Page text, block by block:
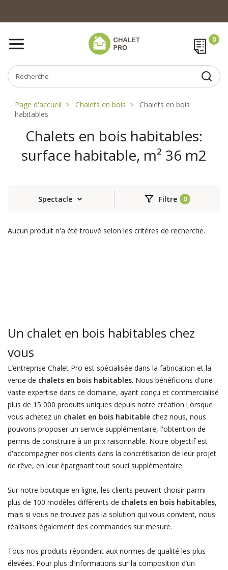
Page d'accueil Chalets en bois
Chalets en bois
habitables
Chalets en bois habitables:
surface habitable, m² 36 m2
Spectacle Filtre
Aucun produit n'a été trouvé selon les critères de recherche.
Un chalet en bois habitables chez
vous
L’entreprise Chalet Pro est spécialisée dans la fabrication et la
vente de chalets en bois habitables. Nous bénéficions d'une
vaste expertise dans ce domaine, ayant conçu et commercialisé
plus de 15 000 produits uniques depuis notre création.Lorsque
vous achetez un chalet en bois habitablechez nous, nous
pouvons proposer un service supplémentaire, l'obtention de
permis de construire à un prix raisonnable. Notre objectif est
d'accompagner nos clients dans la concrétisation de leur projet
de rêve, en leur épargnant tout souci supplémentaire.
Sur notre boutique en ligne, les clients peuvent choisir parmi
plus de 100 modèles différents de chalets en bois habitables,
mais si vous ne trouvez pas la solution qui vous convient, nous
réalisons également des commandes sur mesure.
Tous nos produits répondent aux normes de qualité les plus
élevées. Pour plus d’informations sur la composition d’un